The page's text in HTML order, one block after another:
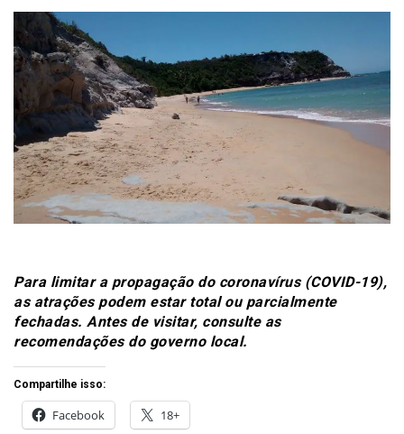
Para limitar a propagação do coronavírus (COVID-19),
as atrações podem estar total ou parcialmente
fechadas. Antes de visitar, consulte as
recomendações do governo local.
Compartilhe isso:
Facebook 18+